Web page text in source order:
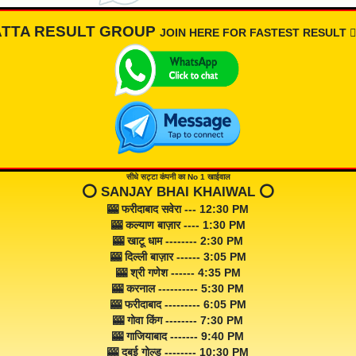
RESULT GROUP JOIN HERE FOR FASTEST RESULT
सीधे सट्टा कंपनी का No 1 खाईवाल
⭕️ SANJAY BHAI KHAIWAL ⭕️
🎰 फरीदाबाद सवेरा --- 12:30 PM
🎰 कल्याण बाज़ार ---- 1:30 PM
🎰 खाटू धाम -------- 2:30 PM
🎰 दिल्ली बाज़ार ------ 3:05 PM
🎰 श्री गणेश ------ 4:35 PM
🎰 करनाल ---------- 5:30 PM
🎰 फरीदाबाद --------- 6:05 PM
🎰 गोवा किंग -------- 7:30 PM
🎰 गाजियाबाद ------- 9:40 PM
🎰 दुबई गोल्ड -------- 10:30 PM